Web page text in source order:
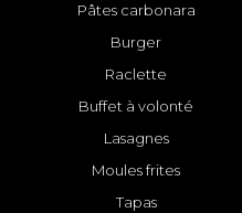
Pâtes carbonara
Burger
Raclette
Buffet à volonté
Lasagnes
Moules frites
Tapas